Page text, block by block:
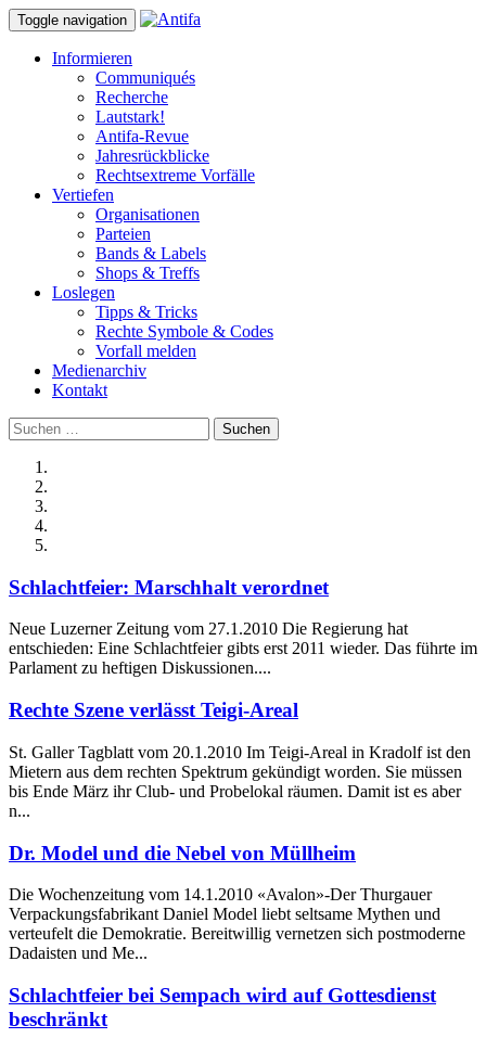
Toggle navigation
Informieren
Communiqués
Recherche
Lautstark!
Antifa-Revue
Jahresrückblicke
Rechtsextreme Vorfälle
Vertiefen
Organisationen
Parteien
Bands & Labels
Shops & Treffs
Loslegen
Tipps & Tricks
Rechte Symbole & Codes
Vorfall melden
Medienarchiv
Kontakt
Suchen
nach:
Schlachtfeier: Marschhalt verordnet
Neue Luzerner Zeitung vom 27.1.2010 Die Regierung hat
entschieden: Eine Schlachtfeier gibts erst 2011 wieder. Das führte im
Parlament zu heftigen Diskussionen....
Rechte Szene verlässt Teigi-Areal
St. Galler Tagblatt vom 20.1.2010 Im Teigi-Areal in Kradolf ist den
Mietern aus dem rechten Spektrum gekündigt worden. Sie müssen
bis Ende März ihr Club- und Probelokal räumen. Damit ist es aber
n...
Dr. Model und die Nebel von Müllheim
Die Wochenzeitung vom 14.1.2010 «Avalon»-Der Thurgauer
Verpackungsfabrikant Daniel Model liebt seltsame Mythen und
verteufelt die Demokratie. Bereitwillig vernetzen sich postmoderne
Dadaisten und Me...
Schlachtfeier bei Sempach wird auf Gottesdienst
beschränkt